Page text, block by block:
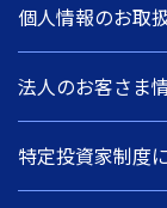
個人情報のお取
法人のお客さま
特定投資家制度